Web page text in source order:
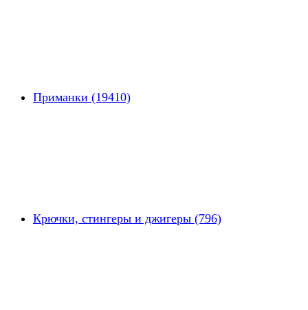
Приманки (19410)
Крючки, стингеры и джигеры (796)